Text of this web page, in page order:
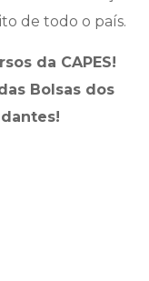
de todo o país.
da CAPES!
Bolsas dos